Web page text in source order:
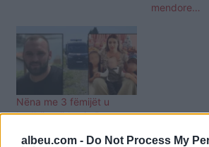
albeu.com - Do Not Process My
mendore…
Nëna me 3 fëmijët u
hodhën në lumin Buna,
Arrazit: Nuk ja falim asaj